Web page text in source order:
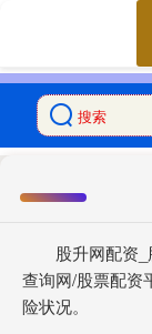
股升网配资
查询网/股票配资
险状况。